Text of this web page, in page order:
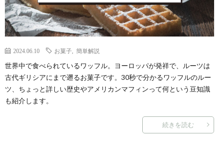
2024.06.10 お菓子 簡単解説
世界中で食べられているワッフル。ヨーロッパが発祥で、ルーツは
古代ギリシアにまで遡るお菓子です。30秒で分かるワッフルのルー
ツ、ちょっと詳しい歴史やアメリカンマフィンって何という豆知識
も紹介します。
続きを読む